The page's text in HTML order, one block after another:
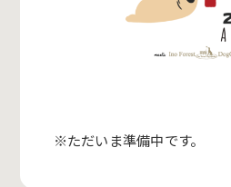
※ただいま準備中です。